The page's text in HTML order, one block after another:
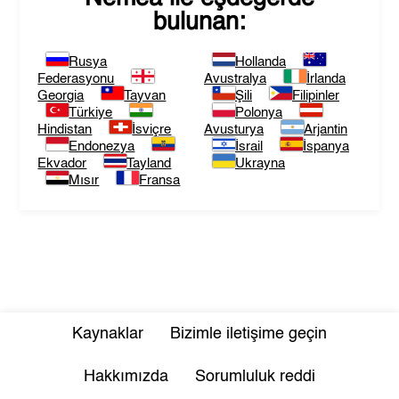
bulunan:
Rusya
Federasyonu
Georgia
Tayvan
Türkiye
Hindistan
İsviçre
Endonezya
Ekvador
Tayland
Mısır
Fransa
Hollanda
Avustralya
İrlanda
Şili
Filipinler
Polonya
Avusturya
Arjantin
İsrail
İspanya
Ukrayna
Kaynaklar Bizimle iletişime geçin
Hakkımızda Sorumluluk reddi